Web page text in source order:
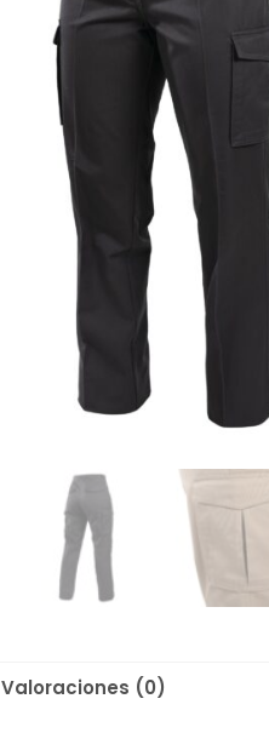
Valoraciones (0)